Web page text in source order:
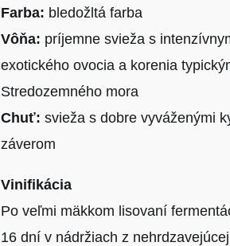
Farba: bledožltá farba
Vôňa: príjemne svieža s
exotického ovocia a korenia
Stredozemného mora
Chuť: svieža s dobre vyváženými
záverom
Vinifikácia
Po veľmi mäkkom lisovaní
16 dní v nádržiach z